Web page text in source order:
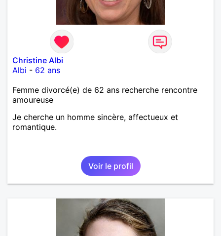
Christine Albi
Albi - 62 ans
Femme divorcé(e) de 62 ans recherche rencontre
amoureuse
Je cherche un homme sincère, affectueux et
romantique.
Voir le profil